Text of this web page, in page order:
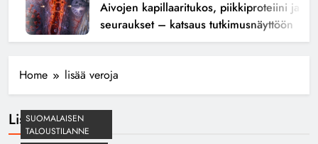
Aivojen kapillaaritukos, piikkiproteiini ja
seuraukset – katsaus tutkimusnäyttöön
Home lisää veroja
Lisää Veroja
SUOMALAISEN
TALOUSTILANNE